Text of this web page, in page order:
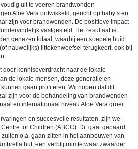
uit te voeren brandwonden-
Aloë Vera ontwikkeld, gericht op baby’s en
zijn voor brandwonden. De positieve impact
vastgesteld. Het resultaat is
genezen totaal, waarbij een soepele huid
nauwelijks) littekenweefsel terugkeert, ook bij
door kennisoverdracht naar de lokale
de lokale mensen, deze generatie en
gaan profiteren. Wij hopen dat dit
zijn voor de behandeling van brandwonden
en internationaal niveau Aloë Vera groeit.
en succesvolle resultaten, zijn we
for Children (ABCC). Dit gaat gepaard
o.a. gaan zitten in het aanbouwen van
hut, een verblijfruimte waar zwaarder